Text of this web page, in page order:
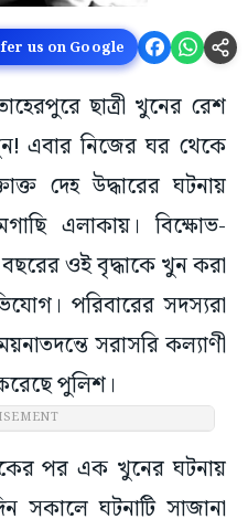
us on Google
ছাত্রী খুনের রেশ
এবার নিজের ঘর থেকে
দেহ উদ্ধারের ঘটনায়
এলাকায়। বিক্ষোভ-
ওই বৃদ্ধাকে খুন করা
পরিবারের সদস্যরা
সরাসরি কল্যাণী
পুলিশ।
পর এক খুনের ঘটনায়
সকালে ঘটনাটি সাজানা